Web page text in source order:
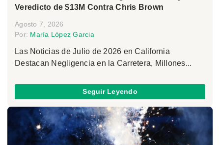
Veredicto de $13M Contra Chris Brown
Agosto 7, 2026
Por: María López Garcia
Las Noticias de Julio de 2026 en California
Destacan Negligencia en la Carretera, Millones...
Seguir Leyendo